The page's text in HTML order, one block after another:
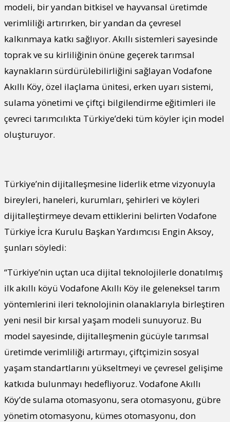
modeli, bir yandan bitkisel ve hayvansal üretimde
verimliliği artırırken, bir yandan da çevresel
kalkınmaya katkı sağlıyor. Akıllı sistemleri sayesinde
toprak ve su kirliliğinin önüne geçerek tarımsal
kaynakların sürdürülebilirliğini sağlayan Vodafone
Akıllı Köy, özel ilaçlama ünitesi, erken uyarı sistemi,
sulama yönetimi ve çiftçi bilgilendirme eğitimleri ile
çevreci tarımcılıkta Türkiye’deki tüm köyler için model
oluşturuyor.
Türkiye’nin dijitalleşmesine liderlik etme vizyonuyla
bireyleri, haneleri, kurumları, şehirleri ve köyleri
dijitalleştirmeye devam ettiklerini belirten Vodafone
Türkiye İcra Kurulu Başkan Yardımcısı Engin Aksoy,
şunları söyledi:
“Türkiye’nin uçtan uca dijital teknolojilerle donatılmış
ilk akıllı köyü Vodafone Akıllı Köy ile geleneksel tarım
yöntemlerini ileri teknolojinin olanaklarıyla birleştiren
yeni nesil bir kırsal yaşam modeli sunuyoruz. Bu
model sayesinde, dijitalleşmenin gücüyle tarımsal
üretimde verimliliği artırmayı, çiftçimizin sosyal
yaşam standartlarını yükseltmeyi ve çevresel gelişime
katkıda bulunmayı hedefliyoruz. Vodafone Akıllı
Köy’de sulama otomasyonu, sera otomasyonu, gübre
yönetim otomasyonu, kümes otomasyonu, don